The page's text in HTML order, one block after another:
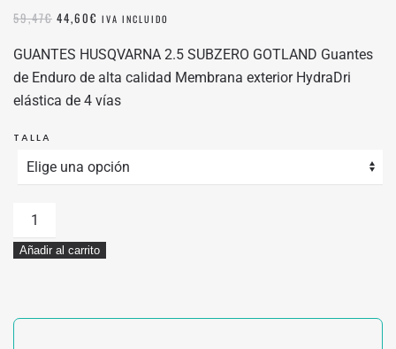
59,47€ EL
ORIGINAL
ERA:
59,47€.
44,60€ EL
ACTUAL
ES:
44,60€.
IVA INCLUIDO
GUANTES HUSQVARNA 2.5 SUBZERO GOTLAND Guantes
de Enduro de alta calidad Membrana exterior HydraDri
elástica de 4 vías
TALLA
GUANTES
HUSQVARNA
2.5
cantidad
Añadir al carrito